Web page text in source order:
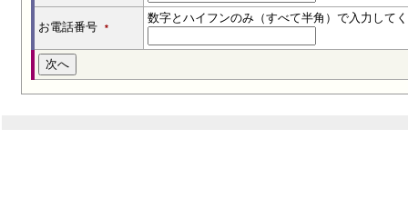
お電話番号 *
数字とハイフンのみ（すべて半角）で入力して